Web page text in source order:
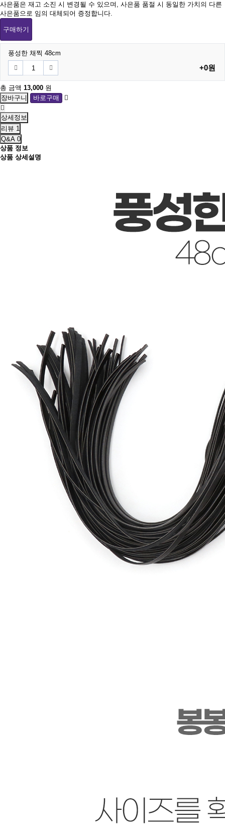
사은품은 재고 소진 시 변경될 수 있으며, 사은품 품절 시 동일한 가치의 다른
사은품으로 임의 대체되어 증정합니다.
구매하기
풍성한 채찍 48cm
+0원
총 금액 13,000 원
상세정보
리뷰 1
Q&A 0
상품 정보
상품 상세설명